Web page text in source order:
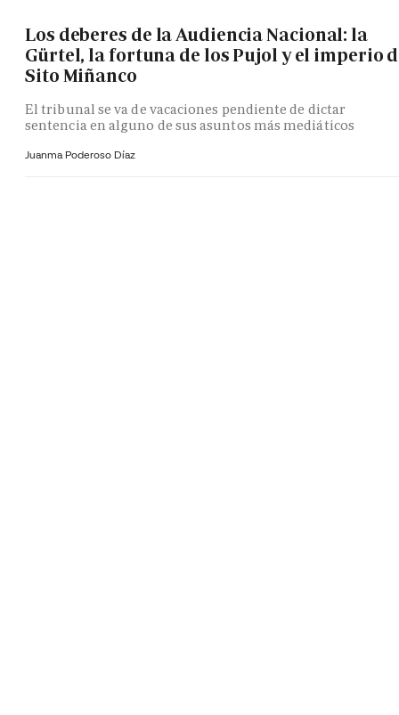
Los deberes de la Audiencia Nacional: la
Gürtel, la fortuna de los Pujol y el imperio
Sito Miñanco
El tribunal se va de vacaciones pendiente de dictar
sentencia en alguno de sus asuntos más mediáticos
Juanma Poderoso Díaz